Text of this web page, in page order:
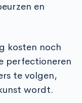
en
kosten noch
perfectioneren
te volgen,
wordt.